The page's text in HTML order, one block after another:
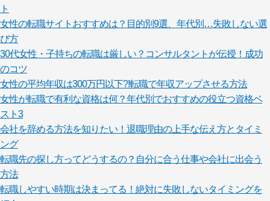
ト
女性の転職サイトおすすめは？目的別9選、年代別…失敗しない選
び方
30代女性・子持ちの転職は厳しい？コンサルタントが伝授！成功
のコツ
女性の平均年収は300万円以下?!転職で年収アップさせる方法
女性が転職で有利な資格は何？年代別でおすすめの役立つ資格ベ
スト3
会社を辞める方法を知りたい！退職理由の上手な伝え方とタイミ
ング
転職先の探し方ってどうするの？自分に合う仕事や会社に出会う
方法
転職しやすい時期は決まってる！絶対に失敗しないタイミングを